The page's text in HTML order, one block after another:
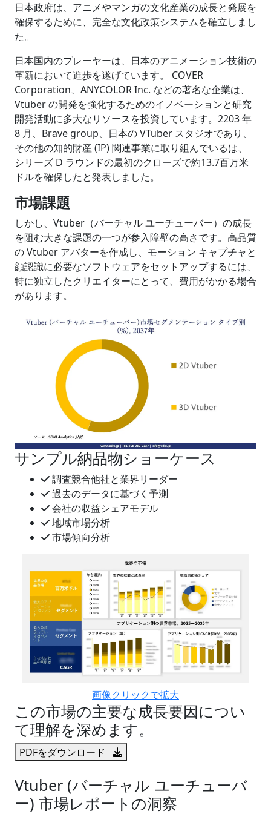
日本政府は、アニメやマンガの文化産業の成長と発展を
確保するために、完全な文化政策システムを確立しまし
た。
日本国内のプレーヤーは、日本のアニメーション技術の
革新において進歩を遂げています。 COVER
Corporation、ANYCOLOR Inc. などの著名な企業は、
Vtuber の開発を強化するためのイノベーションと研究
開発活動に多大なリソースを投資しています。2203 年
8 月、Brave group、日本の VTuber スタジオであり、
その他の知的財産 (IP) 関連事業に取り組んでいるは、
シリーズ D ラウンドの最初のクローズで約13.7百万米
ドルを確保したと発表しました。
市場課題
しかし、 Vtuber （バーチャル ユーチューバー）の成長
を阻む大きな課題の一つが参入障壁の高さです。高品質
の Vtuber アバターを作成し、モーション キャプチャと
顔認識に必要なソフトウェアをセットアップするには、
特に独立したクリエイターにとって、費用がかかる場合
があります。
サンプル納品物ショーケース
調査競合他社と業界リーダー
過去のデータに基づく予測
会社の収益シェアモデル
地域市場分析
市場傾向分析
画像クリックで拡大
この市場の主要な成長要因につい
て理解を深めます。
PDFをダウンロード
Vtuber (バーチャル ユーチューバ
ー) 市場レポートの洞察